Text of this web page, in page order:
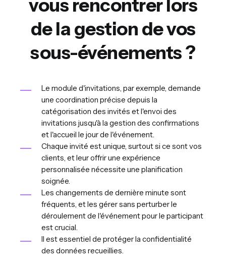
vous rencontrer lors
de la gestion de vos
sous-événements ?
Le module d'invitations, par exemple, demande
une coordination précise depuis la
catégorisation des invités et l'envoi des
invitations jusqu'à la gestion des confirmations
et l'accueil le jour de l'événement.
Chaque invité est unique, surtout si ce sont vos
clients, et leur offrir une expérience
personnalisée nécessite une planification
soignée.
Les changements de dernière minute sont
fréquents, et les gérer sans perturber le
déroulement de l'événement pour le participant
est crucial.
Il est essentiel de protéger la confidentialité
des données recueillies.